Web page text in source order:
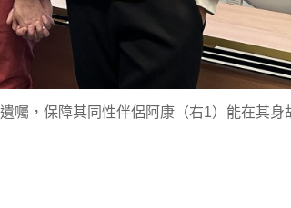
囑，保障其同性伴侶阿康（右1）能在其身